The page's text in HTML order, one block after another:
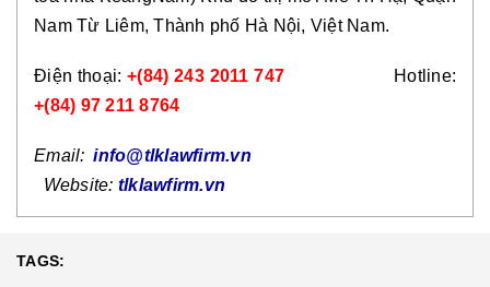
Nam Từ Liêm, Thành phố Hà Nội, Việt Nam.
Điện thoại:+(84) 243 2011 747 Hotline:
+(84) 97 211 8764
Email:info@tlklawfirm.vn
Website: tlklawfirm.vn
TAGS: